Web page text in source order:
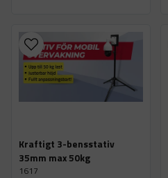
Kraftigt 3-bensstativ
35mm max 50kg
1617